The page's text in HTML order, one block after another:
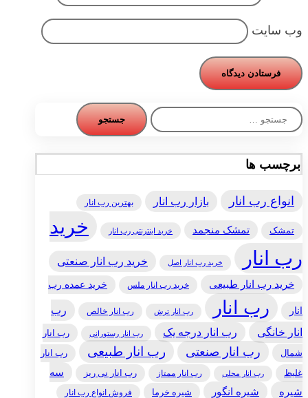
وب‌ سایت
جستجو
برای:
برچسب ها
انواع رب انار بازار رب انار بهترین رب انار
تمشک تمشک منجمد خرید اینترنتی رب انار
خرید
رب انار
خرید رب انار اصل خرید رب انار صنعتی
خرید رب انار طبیعی خرید رب انار ملس خرید عمده رب
انار رب انار رب انار ترش رب انار خالص
رب
انار خانگی
رب انار درجه یک رب انار رستورانی
رب انار
شمال
رب انار صنعتی رب انار طبیعی رب انار
غلیظ رب انار محلی رب انار ممتاز رب انار نی ریز
سه
شیره
شیره انگور شیره خرما فروش انواع رب انار